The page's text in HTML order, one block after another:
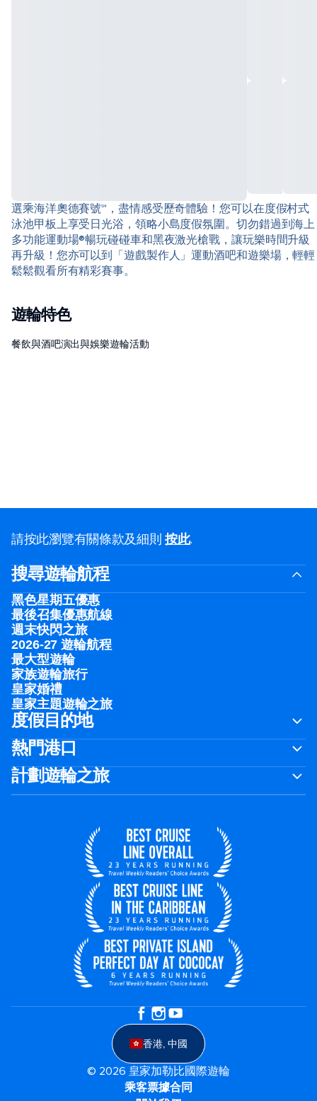
選乘海洋奧德賽號℠，盡情感受歷奇體驗！您可以在度假村式
泳池甲板上享受日光浴，領略小島度假氛圍。切勿錯過到海上
多功能運動場®暢玩碰碰車和黑夜激光槍戰，讓玩樂時間升級
再升級！您亦可以到「遊戲製作人」運動酒吧和遊樂場，輕輕
鬆鬆觀看所有精彩賽事。
遊輪特色
餐飲與酒吧演出與娛樂遊輪活動
請按此瀏覽有關條款及細則按此.
搜尋遊輪航程
黑色星期五優惠
最後召集優惠航線
週末快閃之旅
2026-27 遊輪航程
最大型遊輪
家族遊輪旅行
皇家婚禮
皇家主題遊輪之旅
度假目的地
熱門港口
計劃遊輪之旅
香港, 中國
© 2026 皇家加勒比國際遊輪
乘客票據合同